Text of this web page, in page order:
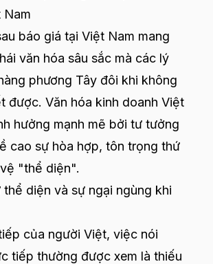
Nam
báo giá tại Việt Nam mang
văn hóa sâu sắc mà các lý
phương Tây đôi khi không
được. Văn hóa kinh doanh Việt
hưởng mạnh mẽ bởi tư tưởng
cao sự hòa hợp, tôn trọng thứ
"thể diện".
thể diện và sự ngại ngùng khi
của người Việt, việc nói
tiếp thường được xem là thiếu